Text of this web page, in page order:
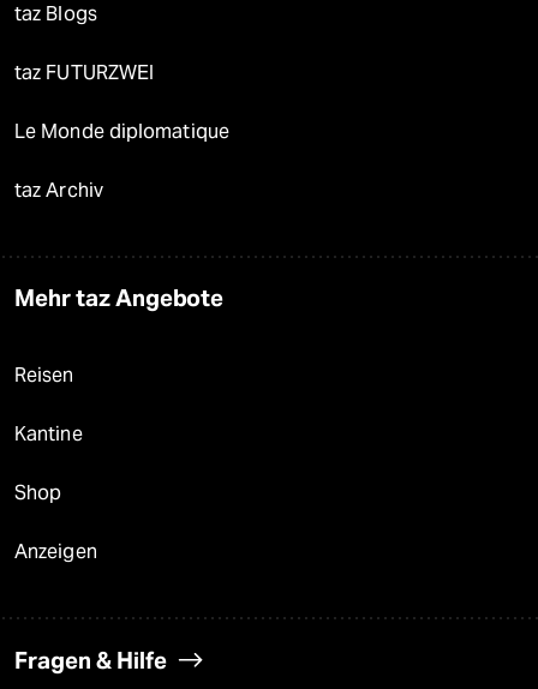
taz Blogs
taz FUTURZWEI
Le Monde diplomatique
taz Archiv
Mehr taz Angebote
Reisen
Kantine
Shop
Anzeigen
Fragen & Hilfe